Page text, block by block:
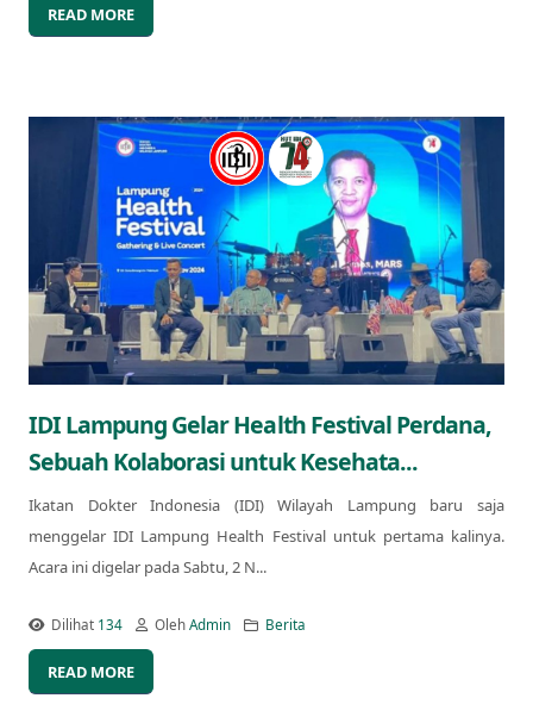
READ MORE
IDI Lampung Gelar Health Festival Perdana,
Sebuah Kolaborasi untuk Kesehata...
Ikatan Dokter Indonesia (IDI) Wilayah Lampung baru saja
menggelar IDI Lampung Health Festival untuk pertama kalinya.
Acara ini digelar pada Sabtu, 2 N...
Dilihat 134 OlehAdmin Berita
READ MORE